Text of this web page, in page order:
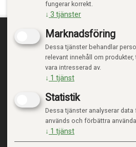
OM TRENDTOYS
fungerar korrekt.
↓ 3 tjänster
Marknadsföring
Dessa tjänster behandlar
relevant innehåll om
vara intresserad av.
↓ 1 tjänst
Statistik
Dessa tjänster analyserar
används och förbättra
↓ 1 tjänst